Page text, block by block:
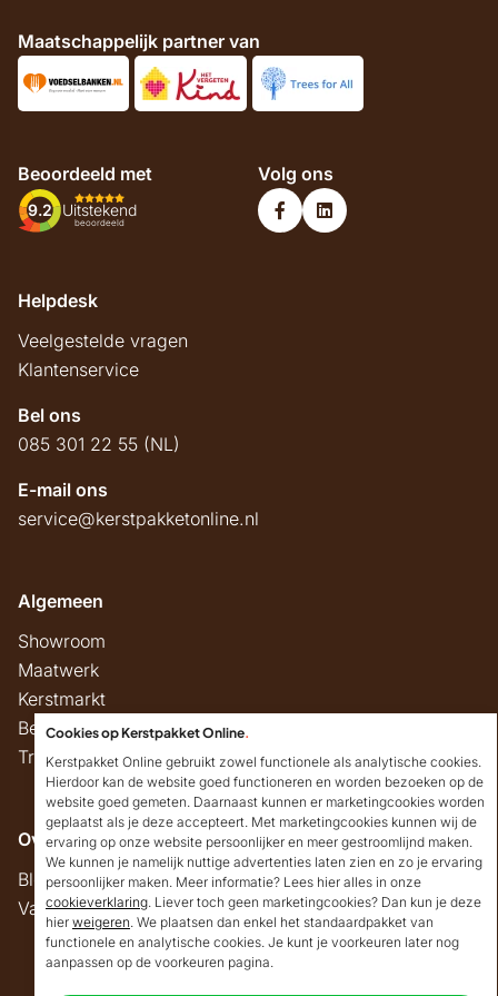
Maatschappelijk partner van
Beoordeeld met
9.2 Uitstekend
beoordeeld
Volg ons
Helpdesk
Veelgestelde vragen
Klantenservice
Bel ons
085 301 22 55 (NL)
E-mail ons
service@kerstpakketonline.nl
Algemeen
Showroom
Maatwerk
Kerstmarkt
Belastingregels
Track & Trace
Overig
Blog
Vacatures
Copyright © 2026 Kerstpakket Online
Goedendag!
Mocht ik je ergens mee
kunnen helpen, dan
verneem ik dat graag.
Cookies op Kerstpakket Online.
Kerstpakket Online gebruikt zowel functionele als analytische cookies.
Hierdoor kan de website goed functioneren en worden bezoeken op de
website goed gemeten. Daarnaast kunnen er marketingcookies worden
geplaatst als je deze accepteert. Met marketingcookies kunnen wij de
ervaring op onze website persoonlijker en meer gestroomlijnd maken.
We kunnen je namelijk nuttige advertenties laten zien en zo je ervaring
persoonlijker maken. Meer informatie? Lees hier alles in onze
cookieverklaring. Liever toch geen marketingcookies? Dan kun je deze
hier weigeren. We plaatsen dan enkel het standaardpakket van
functionele en analytische cookies. Je kunt je voorkeuren later nog
aanpassen op de voorkeuren pagina.